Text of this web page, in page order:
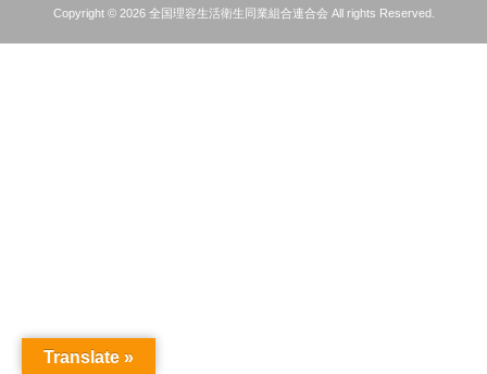
Copyright © 2026 全国理容生活衛生同業組合連合会 All rights Reserved.
Translate »